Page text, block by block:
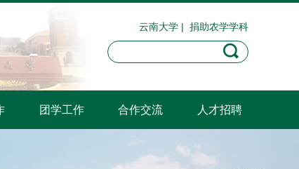
云南大学 | 捐助农学学科
团学工作 合作交流 人才招聘